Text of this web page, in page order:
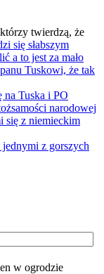
twierdzą, że
się słabszym
a to jest za mało
Tuskowi, że tak
na Tuska i PO
narodowej
się z niemieckim
z gorszych
w ogrodzie